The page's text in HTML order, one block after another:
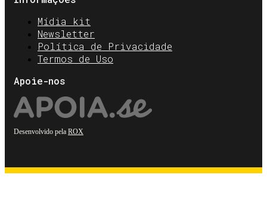
Mídia kit
Newsletter
Política de Privacidade
Termos de Uso
Apoie-nos
Desenvolvido pela ROX